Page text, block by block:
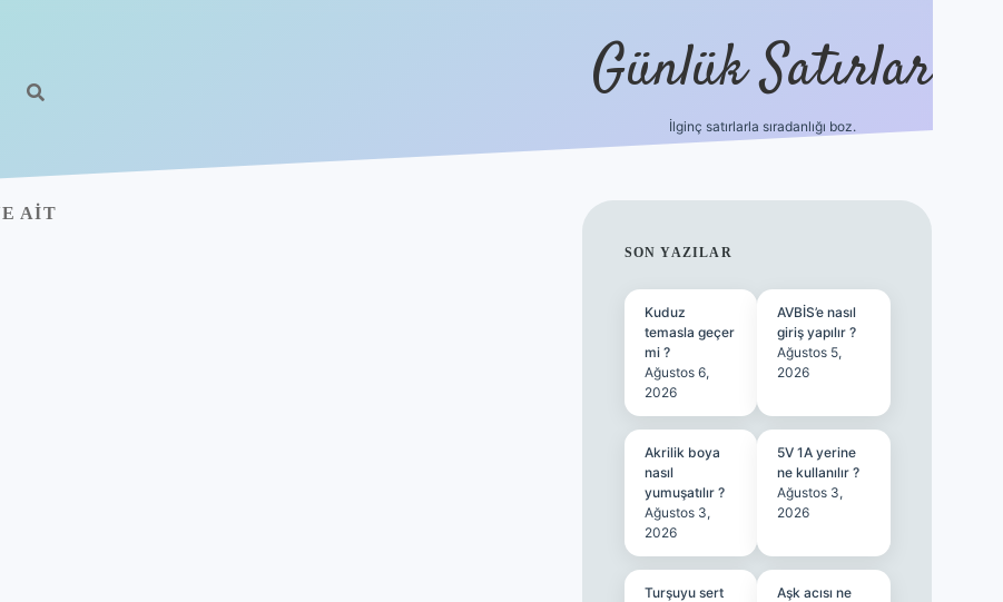
Günlük Satırlar
İlginç satırlarla sıradanlığı boz.
AIT
SIDEBAR
SON YAZILAR
Kuduz
temasla geçer
mi ?
Ağustos 6,
2026
AVBİS’e nasıl
giriş yapılır ?
Ağustos 5,
2026
Akrilik boya
nasıl
yumuşatılır ?
Ağustos 3,
2026
5V 1A yerine
ne kullanılır ?
Ağustos 3,
2026
Turşuyu sert
Aşk acısı ne
ilbet